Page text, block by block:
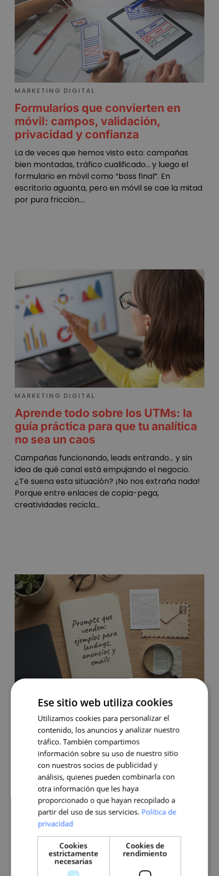
MARKETING DIGITAL
Formularios que convierten en
móvil: campos, validación,
privacidad y confianza
La de veces que hemos visto esto: campañas
bien montadas, tráfico cualificado… y luego el
formulario en móvil como “boss final”. En
escritorio aguanta, pero en móvil se cae la mitad
por pura fricción....
MARKETING DIGITAL
Aprende todo sobre los UTMs: la
guía práctica para que tu analítica
no sea un caos
Campañas funcionando, leads entrando… y sin
idea de qué canal está empujando el negocio.
¿Te suena esta situación? ¡No nos extraña nada!
Porque entre enlaces de copia-pega,
creatividades recicla...
INTELIGENCIA ARTIFICIAL
Prompts que venden: ejemplos
para landings, anuncios y emails
Seguro que te suena esta escena: abres
ChatGPT, escribes “hazme una landing para mi
curso” y te devuelve un texto correcto… pero
clonado, de esos que podrían servirle igual a una
academia, a una app d...
Ese sitio web utiliza cookies
Utilizamos cookies para personalizar el
contenido, los anuncios y analizar nuestro
tráfico. También compartimos
información sobre su uso de nuestro sitio
con nuestros socios de publicidad y
análisis, quienes pueden combinarla con
otra información que les haya
proporcionado o que hayan recopilado a
partir del uso de sus servicios. Política de
privacidad
Cookies
estrictamente
necesarias
Cookies de
rendimiento